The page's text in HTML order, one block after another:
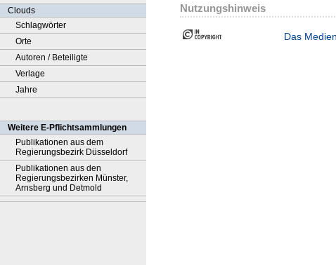
Clouds
Schlagwörter
Orte
Autoren / Beteiligte
Verlage
Jahre
Weitere E-Pflichtsammlungen
Publikationen aus dem
Regierungsbezirk Düsseldorf
Publikationen aus den
Regierungsbezirken Münster,
Arnsberg und Detmold
Nutzungshinweis
Das